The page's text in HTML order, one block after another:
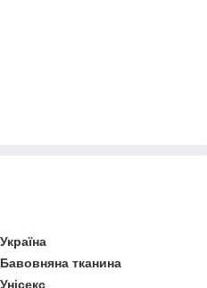
розмір
Україна
Бавовняна тканина
Унісекс